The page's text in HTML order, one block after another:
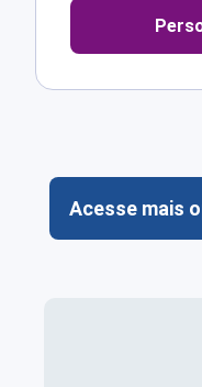
Acesse mais